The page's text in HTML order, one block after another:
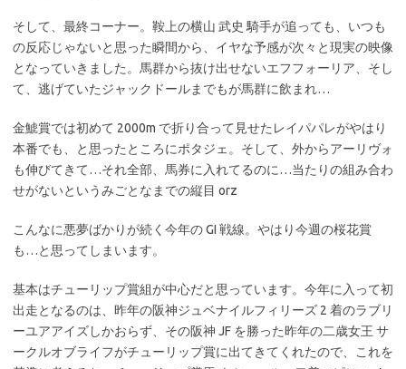
そして、最終コーナー。鞍上の横山 武史 騎手が追っても、いつも
の反応じゃないと思った瞬間から、イヤな予感が次々と現実の映像
となっていきました。馬群から抜け出せないエフフォーリア、そし
て、逃げていたジャックドールまでもが馬群に飲まれ…
金鯱賞では初めて 2000m で折り合って見せたレイパパレがやはり
本番でも、と思ったところにポタジェ。そして、外からアーリヴォ
も伸びてきて…それ全部、馬券に入れてるのに…当たりの組み合わ
せがないというみごとなまでの縦目 orz
こんなに悪夢ばかりが続く今年の GI 戦線。やはり今週の桜花賞
も…と思ってしまいます。
基本はチューリップ賞組が中心だと思っています。今年に入って初
出走となるのは、昨年の阪神ジュベナイルフィリーズ 2 着のラブリ
ーユアアイズしかおらず、その阪神 JF を勝った昨年の二歳女王 サ
ークルオブライフがチューリップ賞に出てきてくれたので、これを